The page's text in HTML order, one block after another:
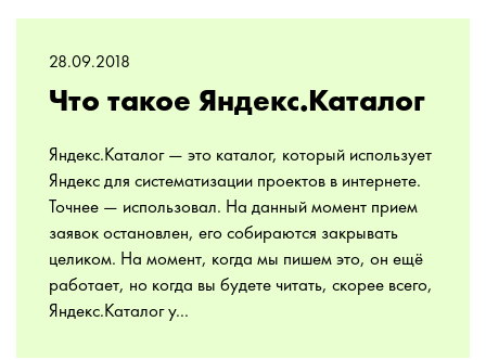
28.09.2018
Что такое Яндекс.Каталог
Яндекс.Каталог — это каталог, который использует
Яндекс для систематизации проектов в интернете.
Точнее — использовал. На данный момент прием
заявок остановлен, его собираются закрывать
целиком. На момент, когда мы пишем это, он ещё
работает, но когда вы будете читать, скорее всего,
Яндекс.Каталог у...